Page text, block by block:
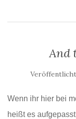
And
Veröffentlicht
Wenn ihr hier bei
heißt es